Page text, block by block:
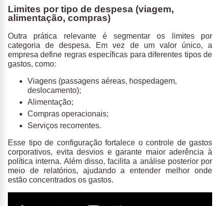
Limites por tipo de despesa (viagem,
alimentação, compras)
Outra prática relevante é segmentar os limites por
categoria de despesa. Em vez de um valor único, a
empresa define regras específicas para diferentes tipos de
gastos, como:
Viagens (passagens aéreas, hospedagem,
deslocamento);
Alimentação;
Compras operacionais;
Serviços recorrentes.
Esse tipo de configuração fortalece o controle de gastos
corporativos, evita desvios e garante maior aderência à
política interna. Além disso, facilita a análise posterior por
meio de relatórios, ajudando a entender melhor onde
estão concentrados os gastos.